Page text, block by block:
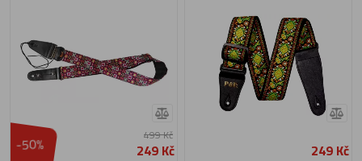
-50% 499 Kč
249 Kč 249 Kč